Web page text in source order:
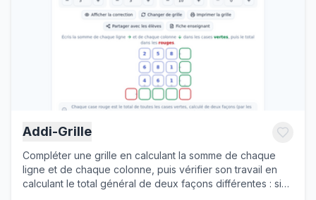
Addi-Grille
Compléter une grille en calculant la somme de chaque
ligne et de chaque colonne, puis vérifier son travail en
calculant le total général de deux façons différentes : si